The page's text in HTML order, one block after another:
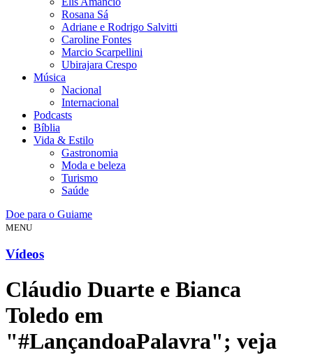
Rosana Sá
Adriane e Rodrigo Salvitti
Caroline Fontes
Marcio Scarpellini
Ubirajara Crespo
Música
Nacional
Internacional
Podcasts
Bíblia
Vida & Estilo
Gastronomia
Moda e beleza
Turismo
Saúde
Doe para o Guiame
MENU
Vídeos
Cláudio Duarte e Bianca
Toledo em
"#LançandoaPalavra"; veja